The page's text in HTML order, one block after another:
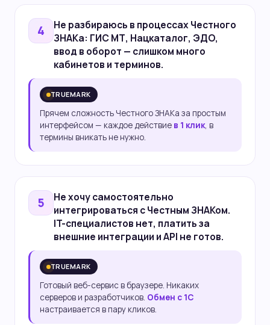
4 Не разбираюсь в процессах Честного
ЗНАКа: ГИС МТ, Нацкаталог, ЭДО,
ввод в оборот — слишком много
кабинетов и терминов.
TRUEMARK
Прячем сложность Честного ЗНАКа за простым
интерфейсом — каждое действие в 1 клик, в
термины вникать не нужно.
5 Не хочусамостоятельно
интегрироваться с Честным ЗНАКом.
IT-специалистов нет, платить за
внешние интеграции и API не готов.
TRUEMARK
Готовый веб-сервис в браузере. Никаких
серверов и разработчиков. Обмен с 1С
настраивается в пару кликов.